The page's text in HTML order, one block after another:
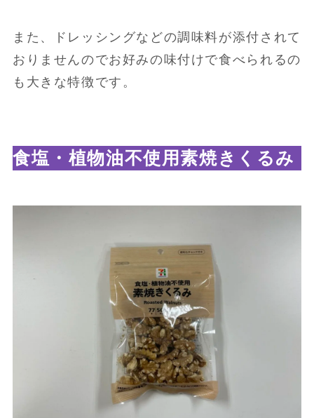
また、ドレッシングなどの調味料が添付されて
おりませんのでお好みの味付けで食べられるの
も大きな特徴です。
食塩・植物油不使用素焼きくるみ